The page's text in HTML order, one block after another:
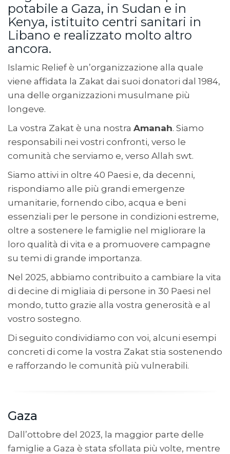
potabile a Gaza, in Sudan e in
Kenya, istituito centri sanitari in
Libano e realizzato molto altro
ancora.
Islamic Relief è un’organizzazione alla quale
viene affidata la Zakat dai suoi donatori dal 1984,
una delle organizzazioni musulmane più
longeve.
La vostra Zakat è una nostra Amanah. Siamo
responsabili nei vostri confronti, verso le
comunità che serviamo e, verso Allah swt.
Siamo attivi in oltre 40 Paesi e, da decenni,
rispondiamo alle più grandi emergenze
umanitarie, fornendo cibo, acqua e beni
essenziali per le persone in condizioni estreme,
oltre a sostenere le famiglie nel migliorare la
loro qualità di vita e a promuovere campagne
su temi di grande importanza.
Nel 2025, abbiamo contribuito a cambiare la vita
di decine di migliaia di persone in 30 Paesi nel
mondo, tutto grazie alla vostra generosità e al
vostro sostegno.
Di seguito condividiamo con voi, alcuni esempi
concreti di come la vostra Zakat stia sostenendo
e rafforzando le comunità più vulnerabili.
Gaza
Dall’ottobre del 2023, la maggior parte delle
famiglie a Gaza è stata sfollata più volte, mentre